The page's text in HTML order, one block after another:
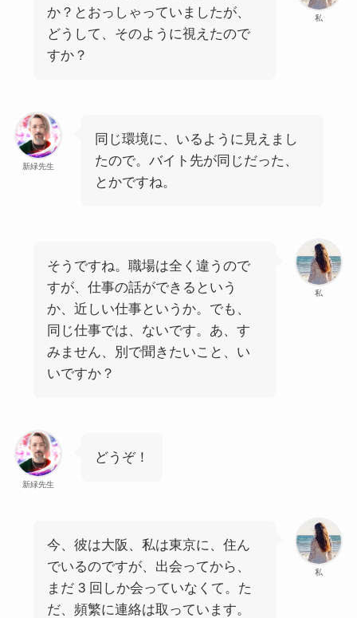
私
か？とおっしゃっていましたが、
どうして、そのように視えたので
すか？
新緑先生
同じ環境に、いるように見えまし
たので。バイト先が同じだった、
とかですね。
私
そうですね。職場は全く違うので
すが、仕事の話ができるという
か、近しい仕事というか。でも、
同じ仕事では、ないです。あ、す
みません、別で聞きたいこと、い
いですか？
新緑先生
どうぞ！
私
今、彼は大阪、私は東京に、住ん
でいるのですが、出会ってから、
まだ 3 回しか会っていなくて。た
だ、頻繁に連絡は取っています。